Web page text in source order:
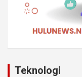
Teknologi